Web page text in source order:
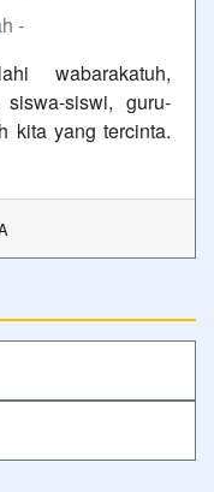
-
wabarakatuh,
siswi, guru-
kita yang tercinta.